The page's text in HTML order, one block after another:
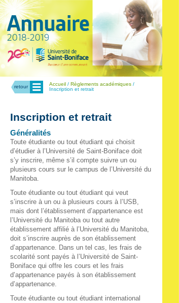
retour Menu Accueil / Règlements académiques /
Inscription et retrait
Inscription et retrait
Généralités
Toute étudiante ou tout étudiant qui choisit
d’étudier à l’Université de Saint-Boniface doit
s’y inscrire, même s’il compte suivre un ou
plusieurs cours sur le campus de l’Université du
Manitoba.
Toute étudiante ou tout étudiant qui veut
s’inscrire à un ou à plusieurs cours à l’USB,
mais dont l’établissement d’appartenance est
l’Université du Manitoba ou tout autre
établissement affilié à l’Université du Manitoba,
doit s’inscrire auprès de son établissement
d’appartenance. Dans un tel cas, les frais de
scolarité sont payés à l’Université de Saint-
Boniface qui offre les cours et les frais
d’appartenance payés à son établissement
d’appartenance.
Toute étudiante ou tout étudiant international